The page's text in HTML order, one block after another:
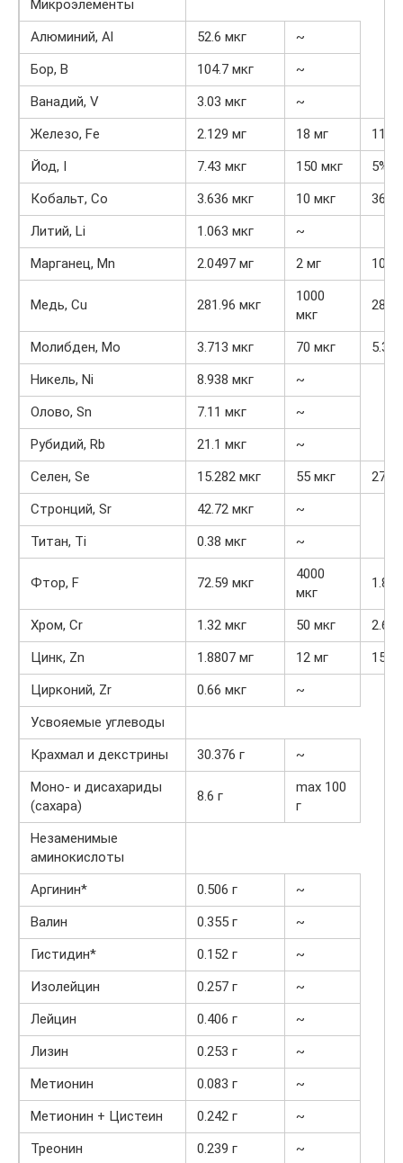
Микроэлементы
Алюминий, Al
52.6 мкг
~
Бор, B
104.7 мкг
~
Ванадий, V
3.03 мкг
~
Железо, Fe
2.129 мг 18 мг
Йод, I
7.43 мкг 150 мкг
5%
Кобальт, Co
3.636 мкг 10 мкг
Литий, Li
1.063 мкг
~
Марганец, Mn
2.0497 мг 2 мг
Медь, Cu 281.96 мкг
1000
мкг
Молибден, Mo 3.713 мкг 70 мкг
5.3%
Никель, Ni
8.938 мкг
~
Олово, Sn
7.11 мкг
~
Рубидий, Rb
21.1 мкг
~
Селен, Se
15.282 мкг 55 мкг
Стронций, Sr
42.72 мкг
~
Титан, Ti
0.38 мкг ~
Фтор, F 72.59 мкг
4000
мкг
1.8%
Хром, Cr 1.32 мкг 50 мкг
2.6%
Цинк, Zn
1.8807 мг 12 мг
Цирконий, Zr
0.66 мкг
~
Усвояемые углеводы
Крахмал и декстрины
30.376 г
~
Моно- и дисахариды
(сахара)
8.6 г
max 100
г
Незаменимые
аминокислоты
Аргинин*
0.506 г
~
Валин
0.355 г
~
Гистидин*
0.152 г
~
Изолейцин
0.257 г
~
Лейцин
0.406 г
~
Лизин
0.253 г
~
Метионин
0.083 г
~
Метионин + Цистеин
0.242 г
~
Треонин
0.239 г ~